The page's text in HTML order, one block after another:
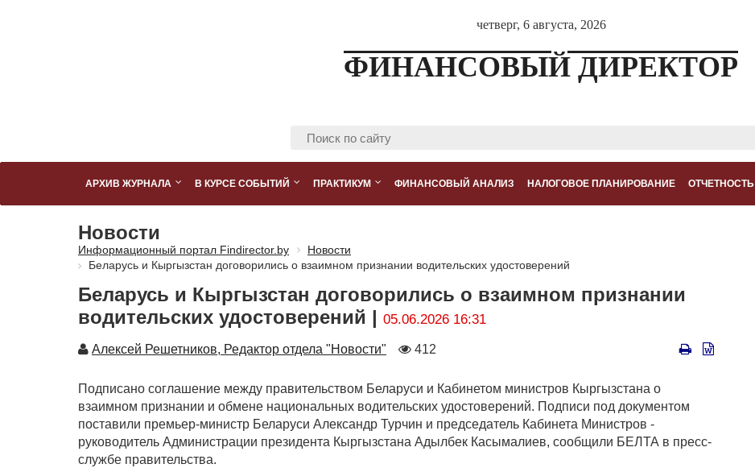
четверг, 6 августа, 2026
ФИНАНСОВЫЙ ДИРЕКТОР
АРХИВ ЖУРНАЛА В КУРСЕ СОБЫТИЙ ПРАКТИКУМ ФИНАНСОВЫЙ АНАЛИЗ НАЛОГОВОЕ ПЛАНИРОВАНИЕ ОТЧЕТНОСТЬ
Новости
Информационный портал Findirector.by
Новости
Беларусь и Кыргызстан договорились о взаимном признании водительских удостоверений
Беларусь и Кыргызстан договорились о взаимном признании
водительских удостоверений | 05.06.2026 16:31
Автор
Алексей Решетников, Редактор отдела "Новости"
Количество
412
Подписано соглашение между правительством Беларуси и Кабинетом министров Кыргызстана о
взаимном признании и обмене национальных водительских удостоверений. Подписи под документом
поставили премьер-министр Беларуси Александр Турчин и председатель Кабинета Министров -
руководитель Администрации президента Кыргызстана Адылбек Касымалиев, сообщили БЕЛТА в пресс-
службе правительства.